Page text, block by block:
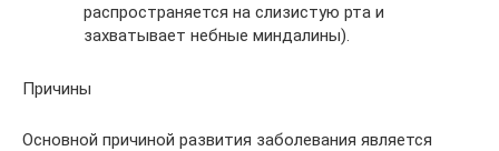
распространяется на слизистую рта и
захватывает небные миндалины).
Причины
Основной причиной развития заболевания является